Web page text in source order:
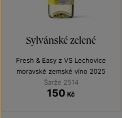
Sylvánské zelené
Fresh & Easy z VS Lechovice
moravské zemské víno 2025
Šarže 2514
150 Kč